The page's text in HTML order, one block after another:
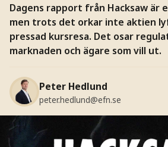
Dagens rapport från Hacksaw är
men trots det orkar inte aktien
pressad kursresa. Det osar
marknaden och ägare som vill ut.
Peter Hedlund
peter.hedlund@efn.se